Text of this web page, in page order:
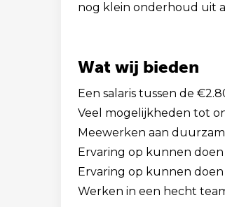
nog klein onderhoud uit
Wat wij bieden
Een salaris tussen de
Veel mogelijkheden tot
Meewerken aan
Ervaring op kunnen
Ervaring op kunnen
Werken in een hecht